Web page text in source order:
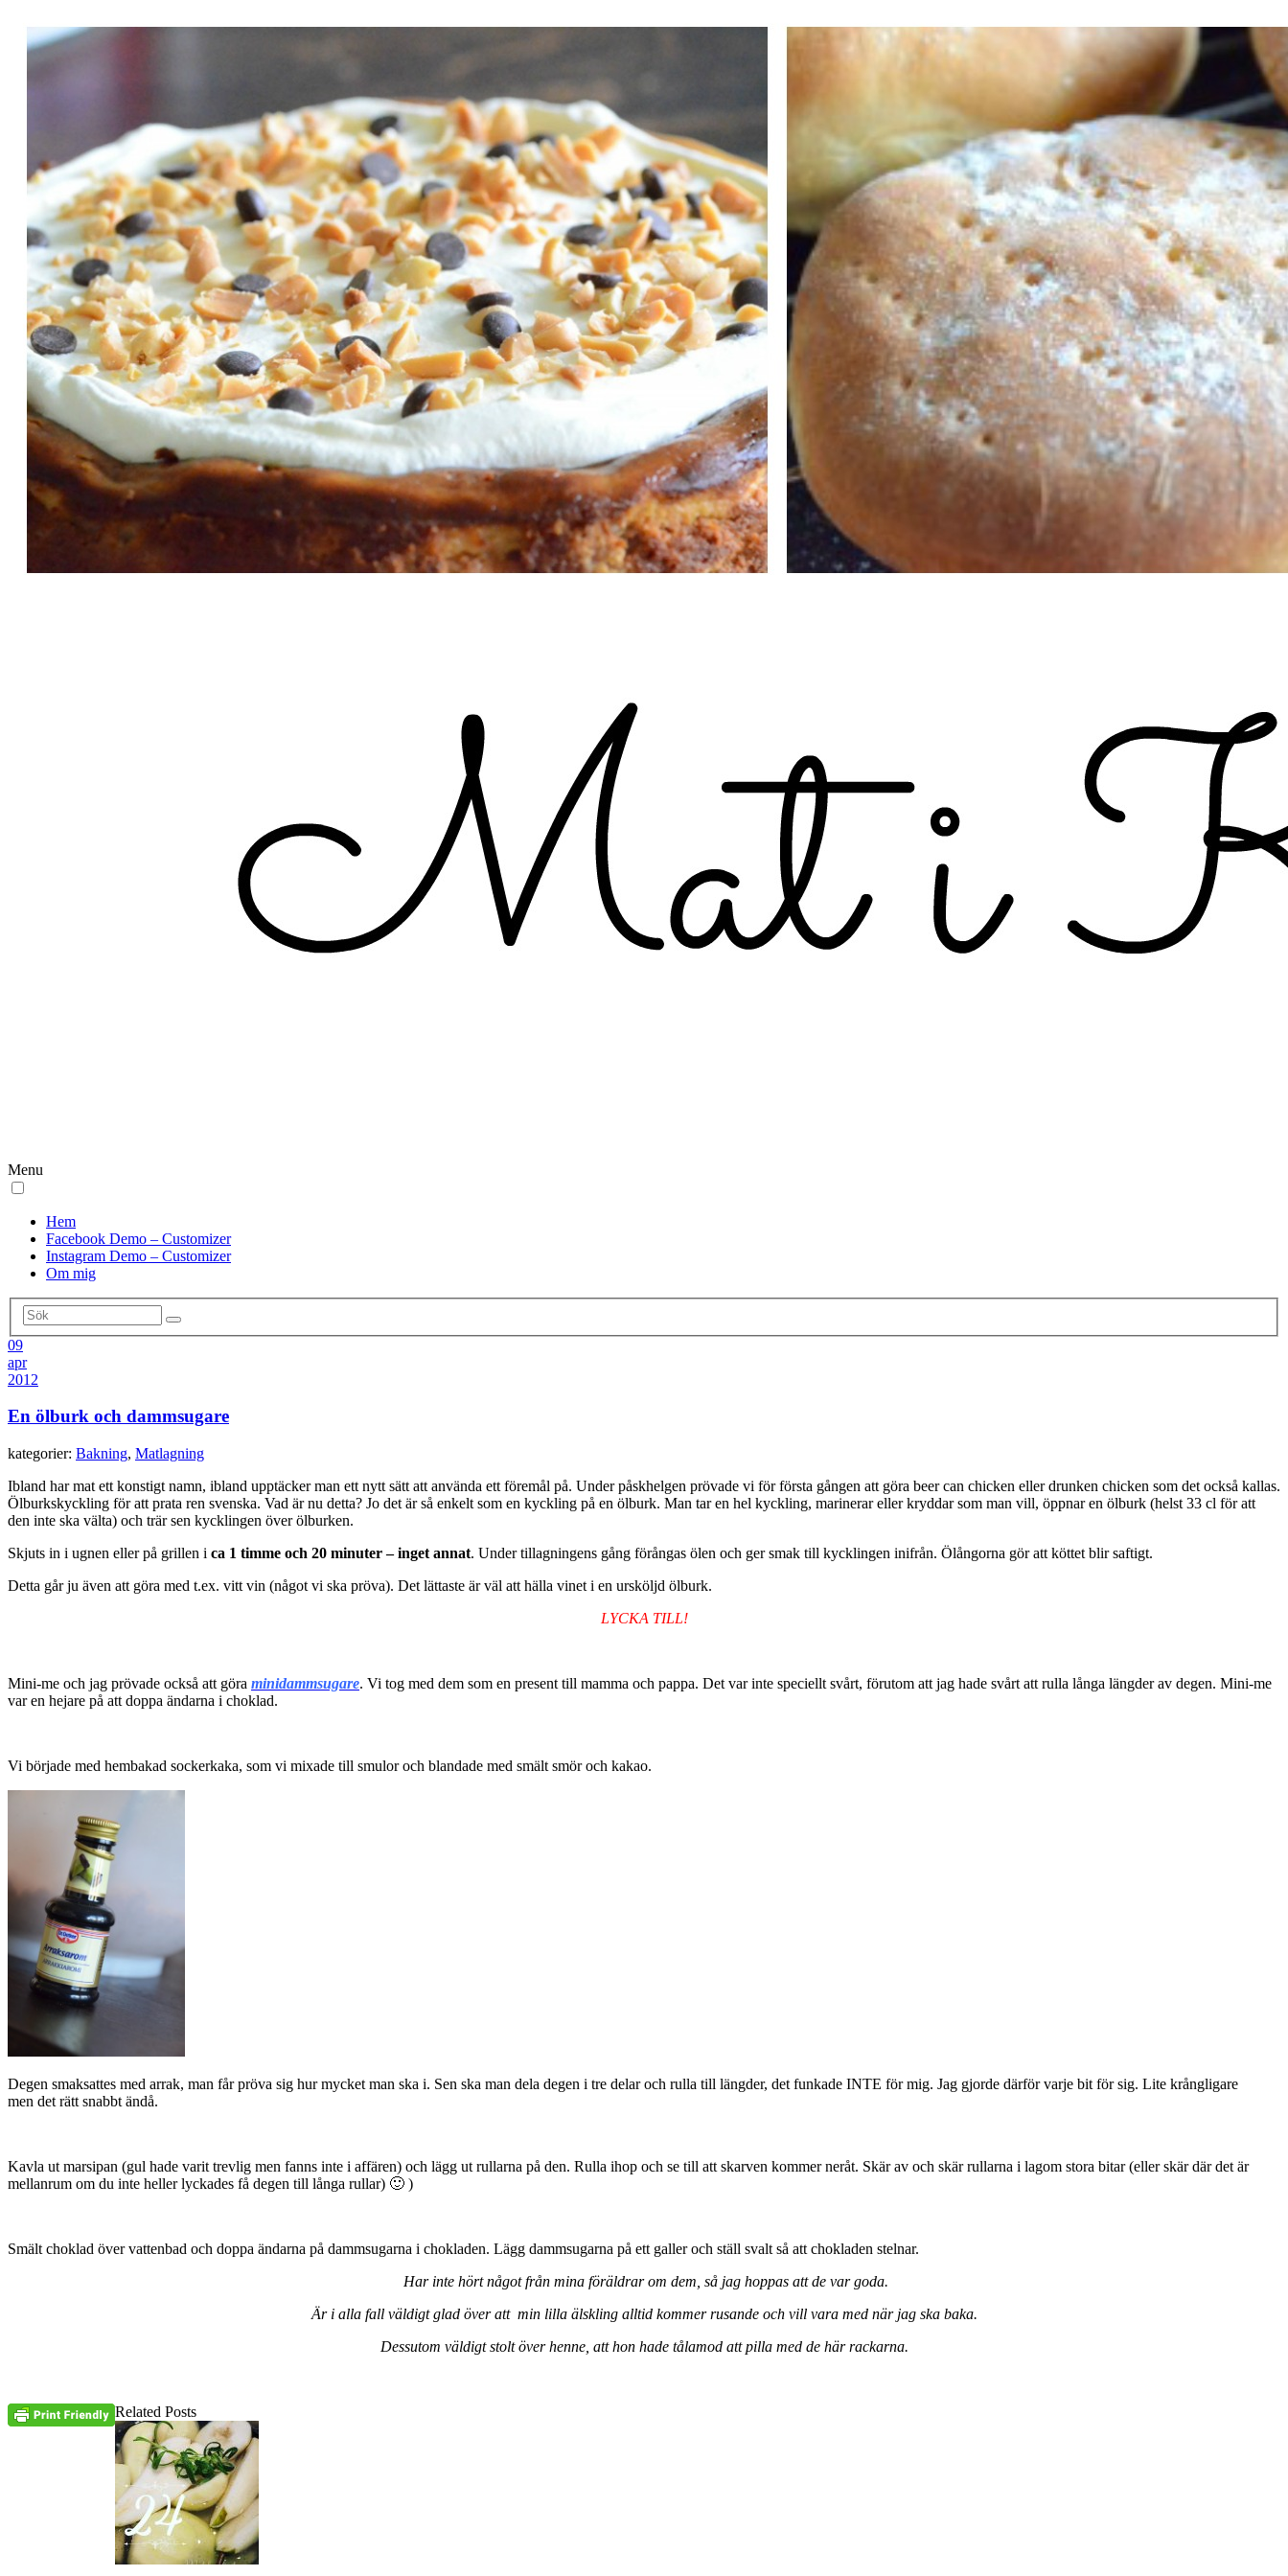
Menu
Hem
Facebook Demo – Customizer
Instagram Demo – Customizer
Om mig
09
apr
2012
En ölburk och dammsugare
kategorier: Bakning, Matlagning
Ibland har mat ett konstigt namn, ibland upptäcker man ett nytt sätt att använda ett föremål på. Under påskhelgen prövade vi för första gången att göra beer can chicken eller drunken chicken som det också kallas.
Ölburkskyckling för att prata ren svenska. Vad är nu detta? Jo det är så enkelt som en kyckling på en ölburk. Man tar en hel kyckling, marinerar eller kryddar som man vill, öppnar en ölburk (helst 33 cl för att
den inte ska välta) och trär sen kycklingen över ölburken.
Skjuts in i ugnen eller på grillen i ca 1 timme och 20 minuter – inget annat. Under tillagningens gång förångas ölen och ger smak till kycklingen inifrån. Ölångorna gör att köttet blir saftigt.
Detta går ju även att göra med t.ex. vitt vin (något vi ska pröva). Det lättaste är väl att hälla vinet i en ursköljd ölburk.
LYCKA TILL!
Mini-me och jag prövade också att göra minidammsugare. Vi tog med dem som en present till mamma och pappa. Det var inte speciellt svårt, förutom att jag hade svårt att rulla långa längder av degen. Mini-me
var en hejare på att doppa ändarna i choklad.
Vi började med hembakad sockerkaka, som vi mixade till smulor och blandade med smält smör och kakao.
Degen smaksattes med arrak, man får pröva sig hur mycket man ska i. Sen ska man dela degen i tre delar och rulla till längder, det funkade INTE för mig. Jag gjorde därför varje bit för sig. Lite krångligare
men det rätt snabbt ändå.
Kavla ut marsipan (gul hade varit trevlig men fanns inte i affären) och lägg ut rullarna på den. Rulla ihop och se till att skarven kommer neråt. Skär av och skär rullarna i lagom stora bitar (eller skär där det är
mellanrum om du inte heller lyckades få degen till långa rullar) 🙂 )
Smält choklad över vattenbad och doppa ändarna på dammsugarna i chokladen. Lägg dammsugarna på ett galler och ställ svalt så att chokladen stelnar.
Har inte hört något från mina föräldrar om dem, så jag hoppas att de var goda.
Är i alla fall väldigt glad över att min lilla älskling alltid kommer rusande och vill vara med när jag ska baka.
Dessutom väldigt stolt över henne, att hon hade tålamod att pilla med de här rackarna.
Related Posts